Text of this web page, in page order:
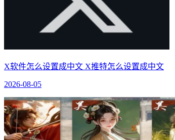
X软件怎么设置成中文 X推特怎么设置成中文
2026-08-05